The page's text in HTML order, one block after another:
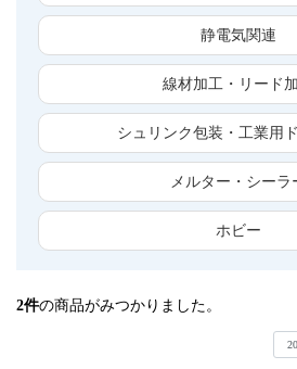
静電気関連
線材加工・リード
シュリンク包装・工業用
メルター・シーラ
ホビー
2件の商品がみつかりました。